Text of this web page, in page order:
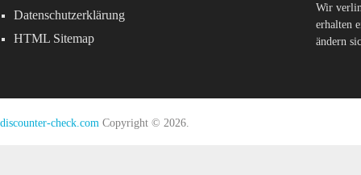
Datenschutzerklärung
HTML Sitemap
Wir
erhalten
ändern
discounter-check.com Copyright © 2026.